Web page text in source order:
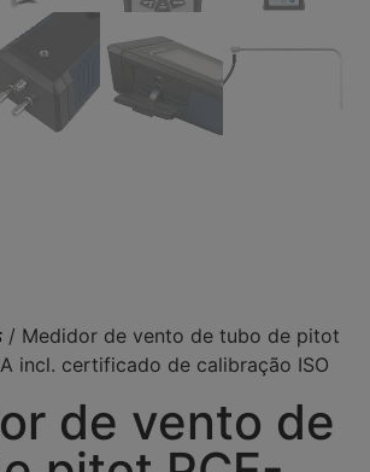
/ Medidor de vento de tubo de pitot
incl. certificado de calibração ISO
de vento de